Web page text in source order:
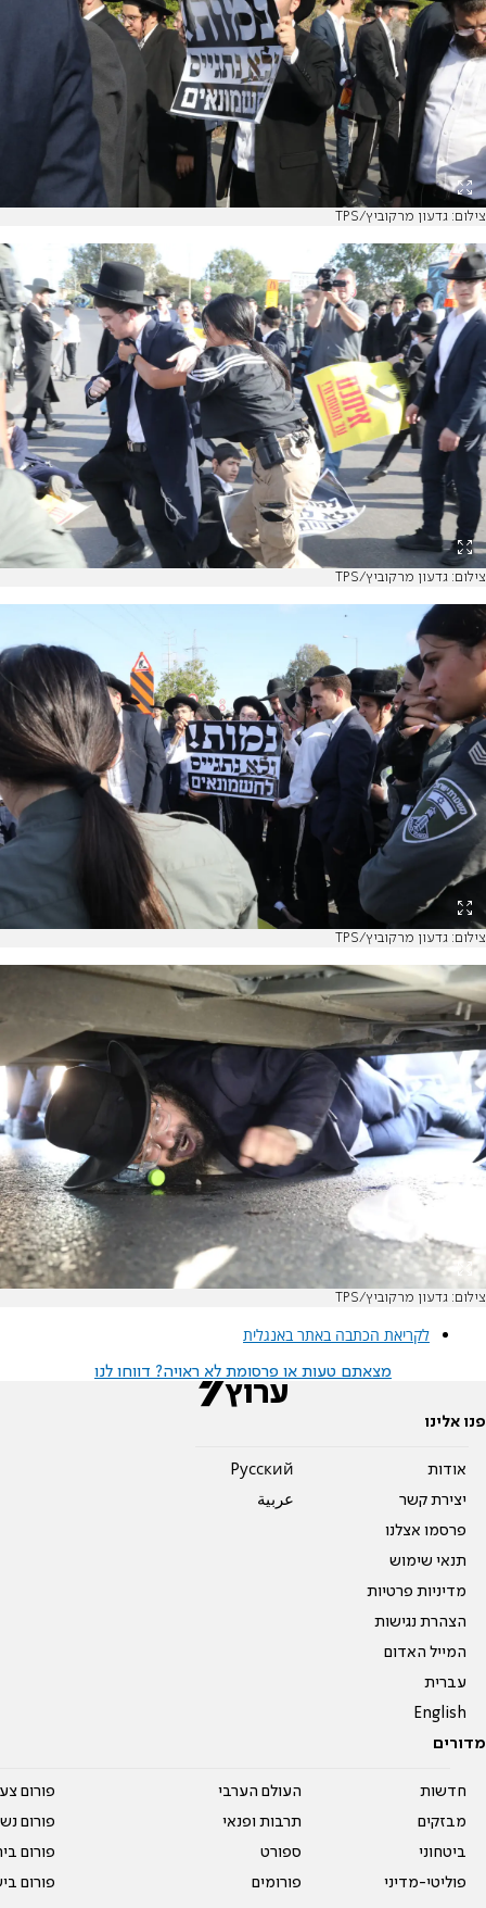
צילום: גדעון מרקוביץ/TPS
צילום: גדעון מרקוביץ/TPS
צילום: גדעון מרקוביץ/TPS
צילום: גדעון מרקוביץ/TPS
לקריאת הכתבה באתר באנגלית
מצאתם טעות או פרסומת לא ראויה? דווחו לנו
פנו אלינו
אודות
יצירת קשר
פרסמו אצלנו
תנאי שימוש
מדיניות פרטיות
הצהרת נגישות
המייל האדום
עברית
English
Pусский
عربية
מדורים
חדשות
מבזקים
ביטחוני
פוליטי-מדיני
העולם הערבי
תרבות ופנאי
ספורט
פורומים
פורום
פורום
פורום
פורום